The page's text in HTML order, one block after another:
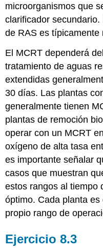
microorganismos que
clarificador
de RAS es típicamente
El MCRT dependerá
tratamiento de aguas
extendidas
30 días. Las plantas
generalmente tienen
plantas de remoción
operar con un MCRT
oxígeno de alta tasa
es importante señalar
casos que muestran
estos rangos al tiempo
óptimo. Cada planta
propio rango de
Ejercicio 8.3